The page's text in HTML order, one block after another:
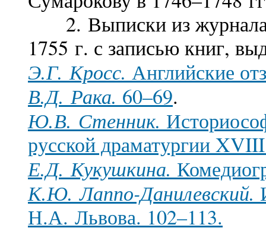
2. Выписки из журнала
1755 г. с записью книг,
Э.Г. Кросс. Английские
В.Д. Рака. 60–69.
Ю.В. Стенник.
русской драматургии
Е.Д. Кукушкина.
К.Ю. Лаппо-Данилевский.
Н.А. Львова. 102–113.